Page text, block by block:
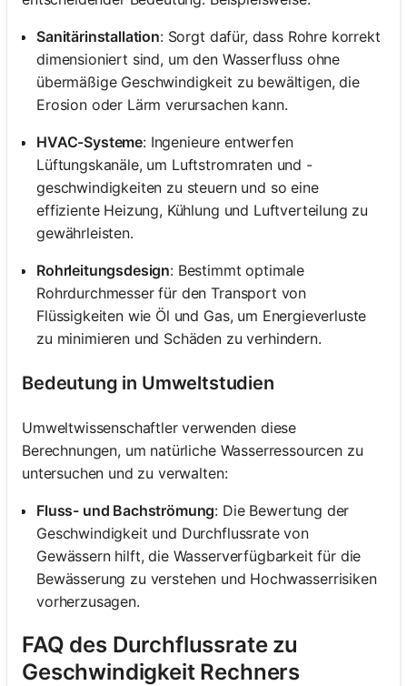
Sanitärinstallation: Sorgt dafür, dass Rohre korrekt
dimensioniert sind, um den Wasserfluss ohne
übermäßige Geschwindigkeit zu bewältigen, die
Erosion oder Lärm verursachen kann.
HVAC-Systeme: Ingenieure entwerfen
Lüftungskanäle, um Luftstromraten und -
geschwindigkeiten zu steuern und so eine
effiziente Heizung, Kühlung und Luftverteilung zu
gewährleisten.
Rohrleitungsdesign: Bestimmt optimale
Rohrdurchmesser für den Transport von
Flüssigkeiten wie Öl und Gas, um Energieverluste
zu minimieren und Schäden zu verhindern.
Bedeutung in Umweltstudien
Umweltwissenschaftler verwenden diese
Berechnungen, um natürliche Wasserressourcen zu
untersuchen und zu verwalten:
Fluss- und Bachströmung: Die Bewertung der
Geschwindigkeit und Durchflussrate von
Gewässern hilft, die Wasserverfügbarkeit für die
Bewässerung zu verstehen und Hochwasserrisiken
vorherzusagen.
FAQ des Durchflussrate zu
Geschwindigkeit Rechners